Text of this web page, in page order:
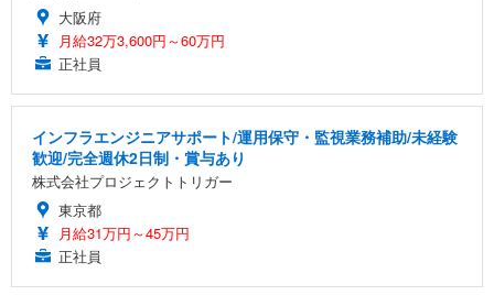
大阪府
月給32万3,600円～60万円
正社員
インフラエンジニアサポート/運用保守・監視業務補助/未経験
歓迎/完全週休2日制・賞与あり
株式会社プロジェクトトリガー
東京都
月給31万円～45万円
正社員